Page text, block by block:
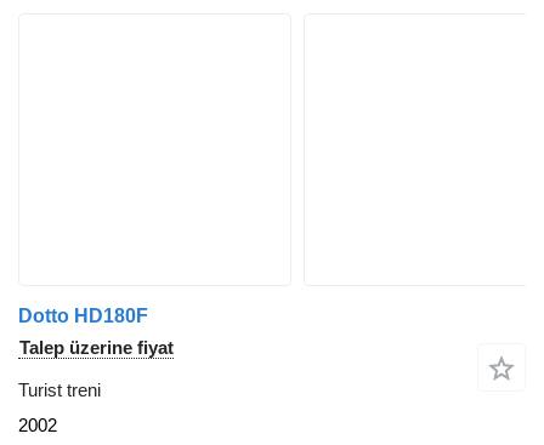
Dotto HD180F
Talep üzerine fiyat
Turist treni
2002